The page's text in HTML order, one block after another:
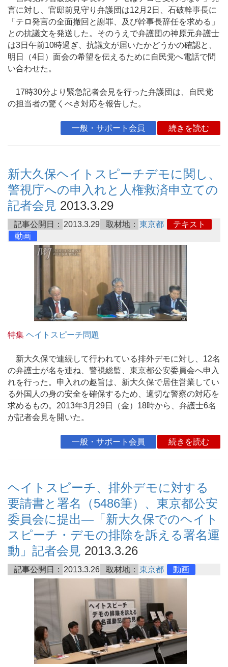
言に対し、官邸前見守り弁護団は12月2日、石破幹事長に
「テロ発言の全面撤回と謝罪、及び幹事長辞任を求める」
との抗議文を発送した。そのうえで弁護団の神原元弁護士
は3日午前10時過ぎ、抗議文が届いたかどうかの確認と、
明日（4日）面会の希望を伝えるために自民党へ電話で問
い合わせた。
17時30分より緊急記者会見を行った弁護団は、自民党
の担当者の驚くべき対応を報告した。
一般・サポート会員 続きを読む
新大久保ヘイトスピーチデモに関し、
警視庁への申入れと人権救済申立ての
記者会見 2013.3.29
記事公開日： 2013.3.29 取材地： 東京都
テキスト
動画
特集 ヘイトスピーチ問題
新大久保で連続して行われている排外デモに対し、12名
の弁護士が名を連ね、警視総監、東京都公安委員会へ申入
れを行った。申入れの趣旨は、新大久保で居住営業してい
る外国人の身の安全を確保するため、適切な警察の対応を
求めるもの。2013年3月29日（金）18時から、弁護士6名
が記者会見を開いた。
一般・サポート会員 続きを読む
ヘイトスピーチ、排外デモに対する
要請書と署名（5486筆）、東京都公安
委員会に提出―「新大久保でのヘイト
スピーチ・デモの排除を訴える署名運
動」記者会見 2013.3.26
記事公開日： 2013.3.26 取材地： 東京都 動画